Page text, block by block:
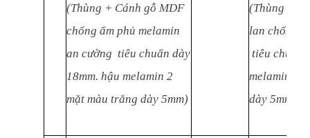
(Thùng + Cánh gỗ MDF
chống ẩm phủ melamin
an cường tiêu chuẩn dày
18mm. hậu melamin 2
mặt màu trắng dày 5mm)
(Thùng +
lan chống
tiêu chuẩn
melamin 2
dày 5mm)